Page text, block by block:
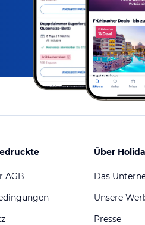
AGB
Über
Das
Unsere
Presse